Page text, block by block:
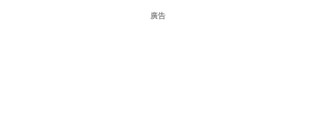
廣告